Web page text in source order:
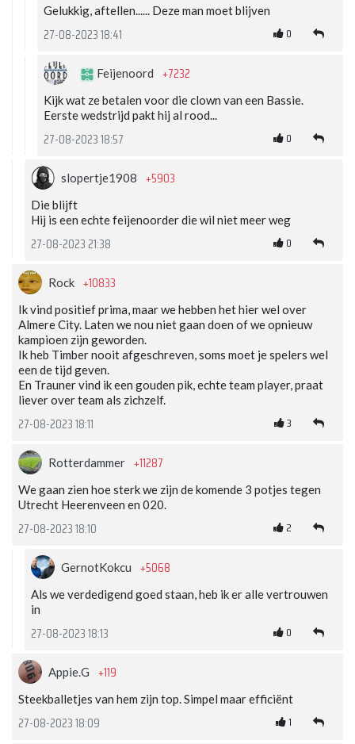
Gelukkig, aftellen...... Deze man moet blijven
27-08-2023 18:41 0
Feijenoord +7232
Kijk wat ze betalen voor die clown van een Bassie.
Eerste wedstrijd pakt hij al rood...
27-08-2023 18:57 0
slopertje1908 +5903
Die blijft
Hij is een echte feijenoorder die wil niet meer weg
27-08-2023 21:38 0
Rock +10833
Ik vind positief prima, maar we hebben het hier wel over
Almere City. Laten we nou niet gaan doen of we opnieuw
kampioen zijn geworden.
Ik heb Timber nooit afgeschreven, soms moet je spelers wel
een de tijd geven.
En Trauner vind ik een gouden pik, echte team player, praat
liever over team als zichzelf.
27-08-2023 18:11 3
Rotterdammer +11287
We gaan zien hoe sterk we zijn de komende 3 potjes tegen
Utrecht Heerenveen en 020.
27-08-2023 18:10 2
GernotKokcu +5068
Als we verdedigend goed staan, heb ik er alle vertrouwen
in
27-08-2023 18:13 0
Appie.G +119
Steekballetjes van hem zijn top. Simpel maar efficiënt
27-08-2023 18:09 1